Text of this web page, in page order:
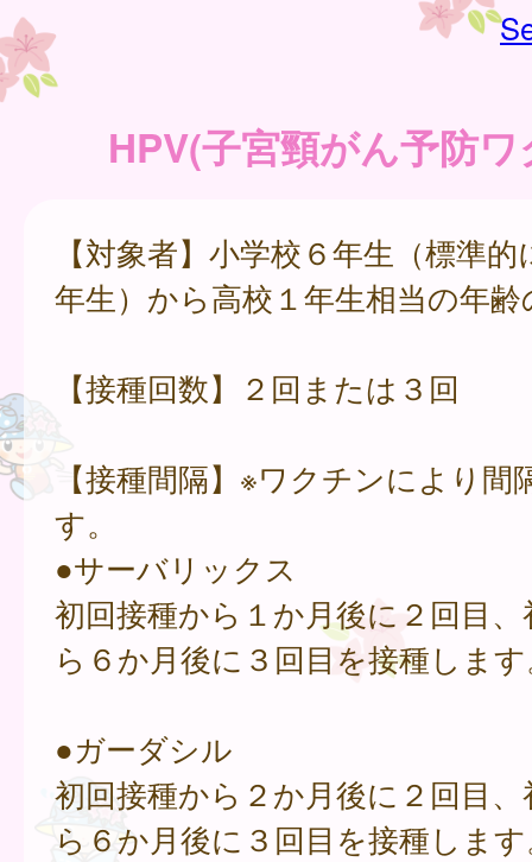
HPV(子宮頸がん予防
【対象者】小学校６年生（標準
年生）から高校１年生相当の年齢
【接種回数】２回または３回
【接種間隔】※ワクチンにより間
す。
●サーバリックス
初回接種から１か月後に２回目
ら６か月後に３回目を接種しま
●ガーダシル
初回接種から２か月後に２回目
ら６か月後に３回目を接種しま